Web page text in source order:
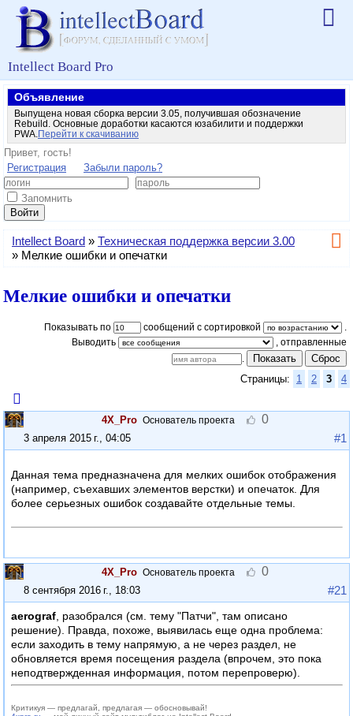
Intellect Board Pro
Объявление
Выпущена новая сборка версии 3.05, получившая обозначение
Rebuild. Основные доработки касаются юзабилити и поддержки
PWA. Перейти к скачиванию
Привет, гость!
Регистрация
Забыли пароль?
Запомнить
Войти
Intellect Board » Техническая поддержка версии 3.00
» Мелкие ошибки и опечатки
Мелкие ошибки и опечатки
Показывать по сообщений с сортировкой
Выводить
Показать
Сброс
Страницы:
1 2 3 4
4X_Pro Основатель проекта 0
3 апреля 2015 г., 04:05 #1
Данная тема предназначена для мелких ошибок отображения
(например, съехавших элементов верстки) и опечаток. Для
более серьезных ошибок создавайте отдельные темы.
4xpro.ru— мой личный сайт-мультиблог на Intellect Board.
4X_Pro Основатель проекта 0
8 сентября 2016 г., 18:03 #21
aerograf , разобрался (см. тему "Патчи", там описано
решение). Правда, похоже, выявилась еще одна проблема:
если заходить в тему напрямую, а не через раздел, не
обновляется время посещения раздела (впрочем, это пока
неподтвержденная информация, потом перепроверю).
Критикуя — предлагай, предлагая — обосновывай!